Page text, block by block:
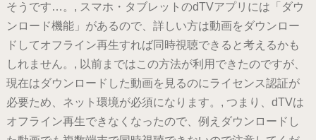
そうです…。, スマホ・タブレットのdTVアプリには「ダウ
ンロード機能」があるので、詳しい方は動画をダウンロー
ドしてオフライン再生すれば同時視聴できると考えるかも
しれません。, 以前まではこの方法が利用できたのですが、
現在はダウンロードした動画を見るのにライセンス認証が
必要ため、ネット環境が必須になります。, つまり、dTVは
オフライン再生できなくなったので、例えダウンロードし